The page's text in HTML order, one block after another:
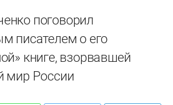
поговорил
писателем о его
книге, взорвавшей
мир России